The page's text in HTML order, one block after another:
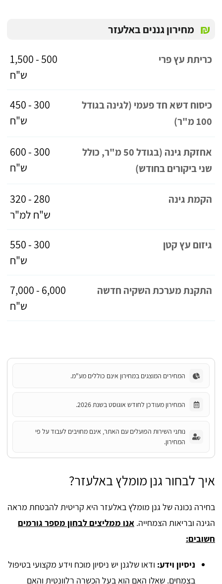
₪ מחירון גננים באלעזר
כריתת עץ פרי
500 - 1,500
ש"ח
כיסוח דשא חד פעמי (לגינה בגודל
100 מ"ר)
300 - 450
ש"ח
אחזקת גינה (בגודל 50 מ"ר, כולל
שני ביקורים בחודש)
300 - 600
ש"ח
הקמת גינה
280 - 320
ש"ח למ"ר
גיזום עץ קטן
300 - 550
ש"ח
התקנת מערכת השקיה חדשה
6,000 - 7,000
ש"ח
המחירים המוצגים במחירון אינם כוללים מע"מ.
המחירון מעודכן לחודש אוגוסט בשנת 2026.
נותני השירות הפועלים עם האתר, אינם מחויבים לעבוד על פי
המחירון.
איך לבחור גנן מומלץ באלעזר?
בחירה נכונה של גנן מומלץ באלעזר היא קריטית להבטחת מראה
הגינה ובריאות הצמחייה. אנו ממליצים לבחון מספר גורמים
חשובים:
ניסיון וידע: ודאו שלגנן יש ניסיון מוכח וידע מקצועי בטיפול
בצמחים. שאלו האם הוא בעל הכשרה רלוונטית והאם